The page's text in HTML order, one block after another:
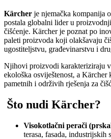
Kärcher je njemačka kompanija
postala globalni lider u
čišćenje. Kärcher je poznat po
paleti proizvoda koji olakšavaju
ugostiteljstvu, građevinarstvu i
Njihovi proizvodi karakteriziraju
ekološka osviještenost, a
pametnih i održivih rješenja za
Što nudi Kärcher?
Visokotlačni perači
terasa, fasada, industrijskih